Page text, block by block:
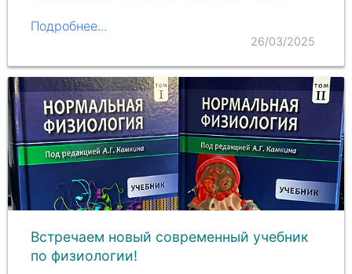
Подробнее...
26/03/2025
Встречаем новый современный учебник
по физиологии!